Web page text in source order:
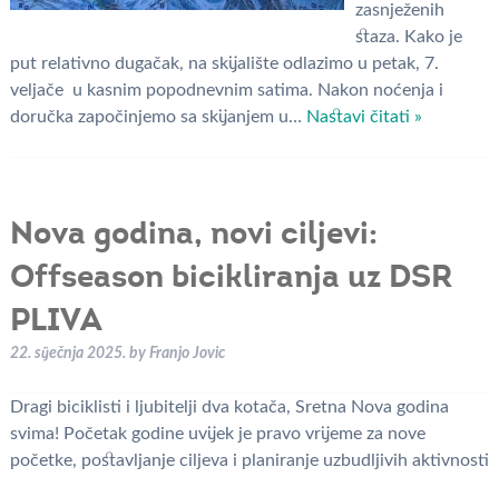
zasnježenih
staza. Kako je
put relativno dugačak, na skijalište odlazimo u petak, 7.
veljače u kasnim popodnevnim satima. Nakon noćenja i
doručka započinjemo sa skijanjem u… Nastavi čitati »
Nova godina, novi ciljevi:
Offseason bicikliranja uz DSR
PLIVA
22. siječnja 2025. by Franjo Jovic
Dragi biciklisti i ljubitelji dva kotača, Sretna Nova godina
svima! Početak godine uvijek je pravo vrijeme za nove
početke, postavljanje ciljeva i planiranje uzbudljivih aktivnosti